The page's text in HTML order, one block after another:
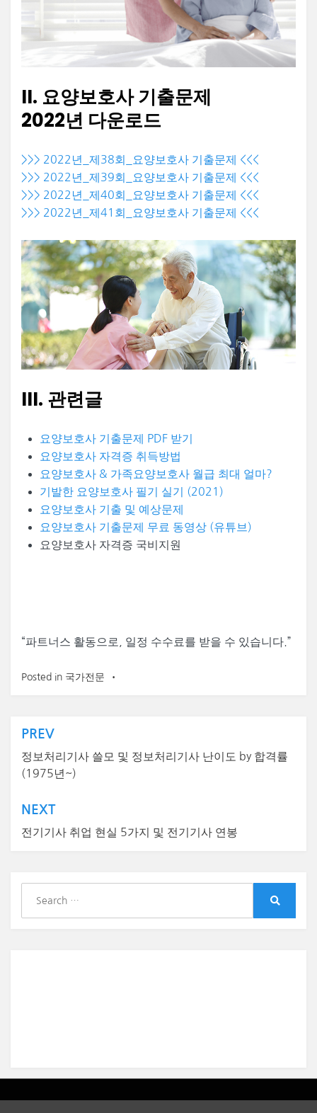
II. 요양보호사 기출문제
2022년 다운로드
>>> 2022년_제38회_요양보호사 기출문제 <<<
>>> 2022년_제39회_요양보호사 기출문제 <<<
>>> 2022년_제40회_요양보호사 기출문제 <<<
>>> 2022년_제41회_요양보호사 기출문제 <<<
III. 관련글
요양보호사 기출문제 PDF 받기
요양보호사 자격증 취득방법
요양보호사 & 가족요양보호사 월급 최대 얼마?
기발한 요양보호사 필기 실기 (2021)
요양보호사 기출 및 예상문제
요양보호사 기출문제 무료 동영상 (유튜브)
요양보호사 자격증 국비지원
“파트너스 활동으로, 일정 수수료를 받을 수 있습니다.”
Posted in 국가전문
글
탐
색
PREV
정보처리기사 쓸모 및 정보처리기사 난이도 by 합격률
(1975년~)
NEXT
전기기사 취업 현실 5가지 및 전기기사 연봉
a
Amphibious Theme byTemplatePocket ⋅Powered byWordPress